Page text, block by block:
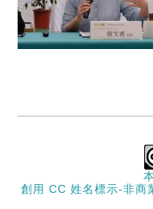
創用 CC 姓名標示-非商